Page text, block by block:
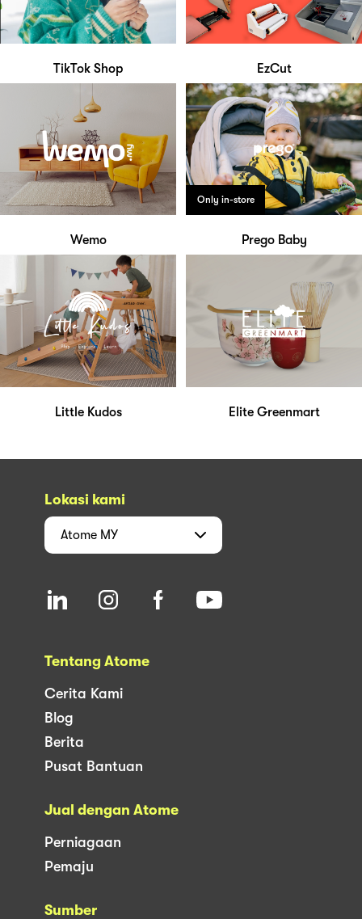
TikTok Shop EzCut
Wemo
Only in-store
Prego Baby
Little Kudos Elite Greenmart
Lokasi kami
Atome MY
Tentang Atome
Cerita Kami
Blog
Berita
Pusat Bantuan
Jual dengan Atome
Perniagaan
Pemaju
Sumber